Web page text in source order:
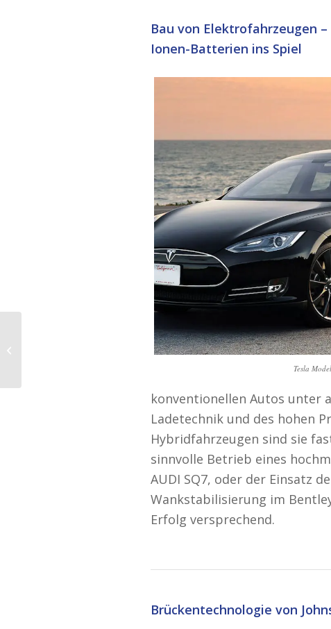
Bau von Elektrofahrzeugen
Ionen-Batterien ins Spiel
Tesla
konventionellen Autos unter
Ladetechnik und des hohen
Hybridfahrzeugen sind sie
sinnvolle Betrieb eines
AUDI SQ7, oder der Einsatz
Wankstabilisierung im
Erfolg versprechend.
Brückentechnologie von